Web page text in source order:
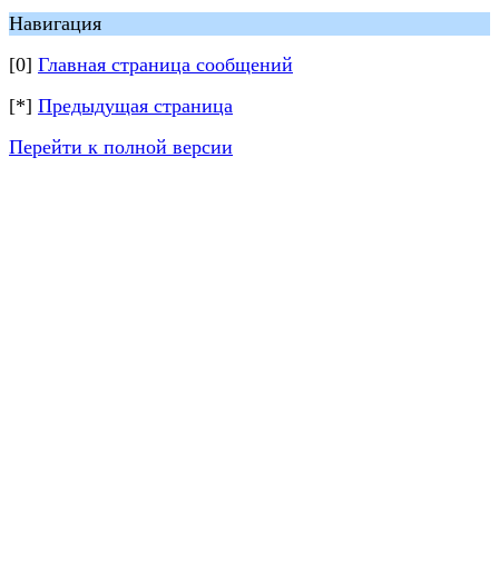
Навигация
[0] Главная страница сообщений
[*] Предыдущая страница
Перейти к полной версии